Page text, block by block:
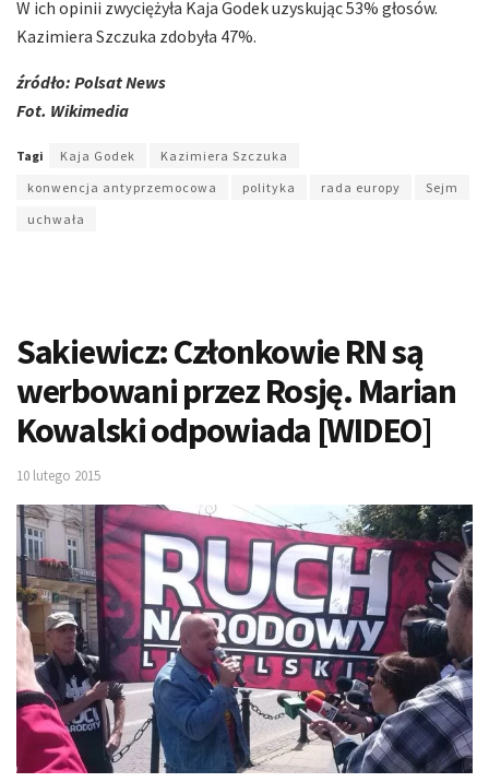
W ich opinii zwyciężyła Kaja Godek uzyskując 53% głosów.
Kazimiera Szczuka zdobyła 47%.
źródło: Polsat News
Fot. Wikimedia
Tagi Kaja Godek
Kazimiera Szczuka
konwencja antyprzemocowa
polityka rada europy
Sejm
uchwała
Sakiewicz: Członkowie RN są
werbowani przez Rosję. Marian
Kowalski odpowiada [WIDEO]
10 lutego 2015